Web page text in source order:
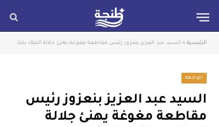
الرئيسية » السيد عبد العزيز بنعزوز رئيس مقاطعة مغوغة يهنئ جلالة الملك بمناسبة ذكرى عيد العرش المجيد
الواجهة
السيد عبد العزيز بنعزوز رئيس
مقاطعة مغوغة يهنئ جلالة